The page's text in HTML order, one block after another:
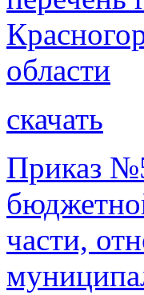
области
скачать
Приказ
части,